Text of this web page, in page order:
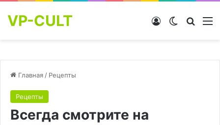
VP-CULT Switch skin
Войти
Главная / Рецепты
Рецепты
Всегда смотрите на